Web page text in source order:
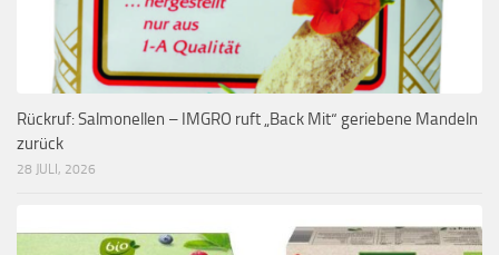
Rückruf: Salmonellen – IMGRO ruft „Back Mit“ geriebene Mandeln
zurück
28 JULI, 2026